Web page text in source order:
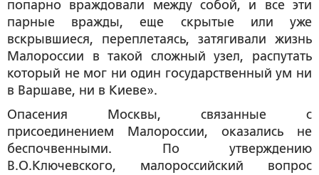
попарно враждовали между собой, и все эти
парные вражды, еще скрытые или уже
вскрывшиеся, переплетаясь, затягивали жизнь
Малороссии в такой сложный узел, распутать
который не мог ни один государственный ум ни
в Варшаве, ни в Киеве».
Опасения Москвы, связанные с
присоединением Малороссии, оказались не
беспочвенными. По утверждению
В.О.Ключевского, малороссийский вопрос